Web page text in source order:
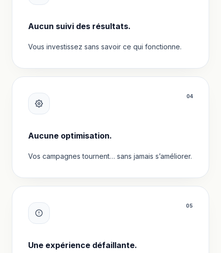
Aucun suivi des résultats.
Vous investissez sans savoir ce qui fonctionne.
04
Aucune optimisation.
Vos campagnes tournent… sans jamais s’améliorer.
05
Une expérience défaillante.